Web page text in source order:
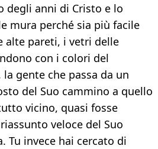
degli anni di Cristo e lo
mura perché sia più facile
alte pareti, i vetri delle
con i colori del
gente che passa da un
del Suo cammino a quello
vicino, quasi fosse
veloce del Suo
Tu invece hai cercato di